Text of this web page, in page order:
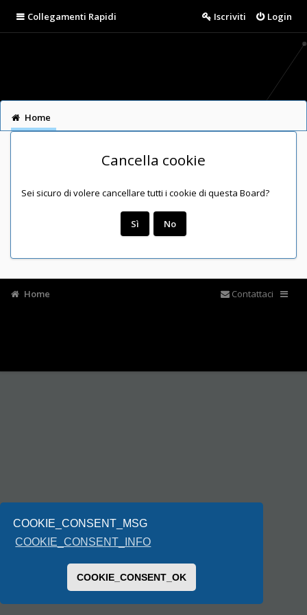
COOKIE_CONSENT_MSG
COOKIE_CONSENT_INFO
COOKIE_CONSENT_OK
Collegamenti Rapidi Login
Iscriviti
Home
Cancella cookie
Sei sicuro di volere cancellare tutti i cookie di questa Board?
Home Contattaci